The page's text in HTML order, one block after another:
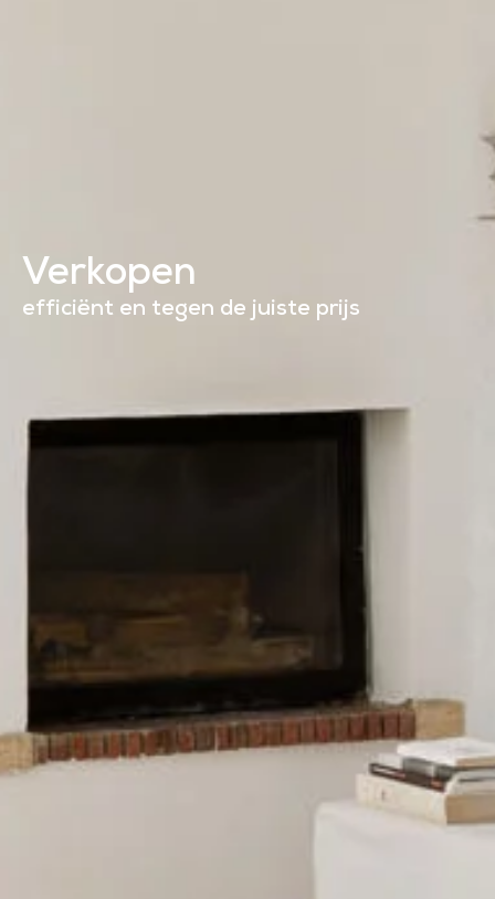
Verkopen
efficiënt en tegen de juiste prijs